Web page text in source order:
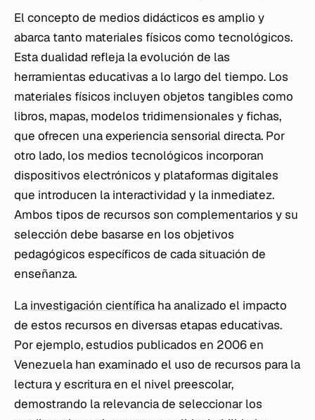
El concepto de medios didácticos es amplio y
abarca tanto materiales físicos como tecnológicos.
Esta dualidad refleja la evolución de las
herramientas educativas a lo largo del tiempo. Los
materiales físicos incluyen objetos tangibles como
libros, mapas, modelos tridimensionales y fichas,
que ofrecen una experiencia sensorial directa. Por
otro lado, los medios tecnológicos incorporan
dispositivos electrónicos y plataformas digitales
que introducen la interactividad y la inmediatez.
Ambos tipos de recursos son complementarios y su
selección debe basarse en los objetivos
pedagógicos específicos de cada situación de
enseñanza.
La investigación científica ha analizado el impacto
de estos recursos en diversas etapas educativas.
Por ejemplo, estudios publicados en 2006 en
Venezuela han examinado el uso de recursos para la
lectura y escritura en el nivel preescolar,
demostrando la relevancia de seleccionar los